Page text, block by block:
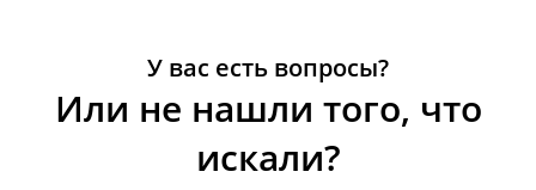
У вас есть вопросы?
Или не нашли того, что
искали?